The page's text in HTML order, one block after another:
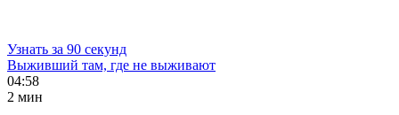
Узнать за 90 секунд
Выживший там, где не выживают
04:58
2 мин